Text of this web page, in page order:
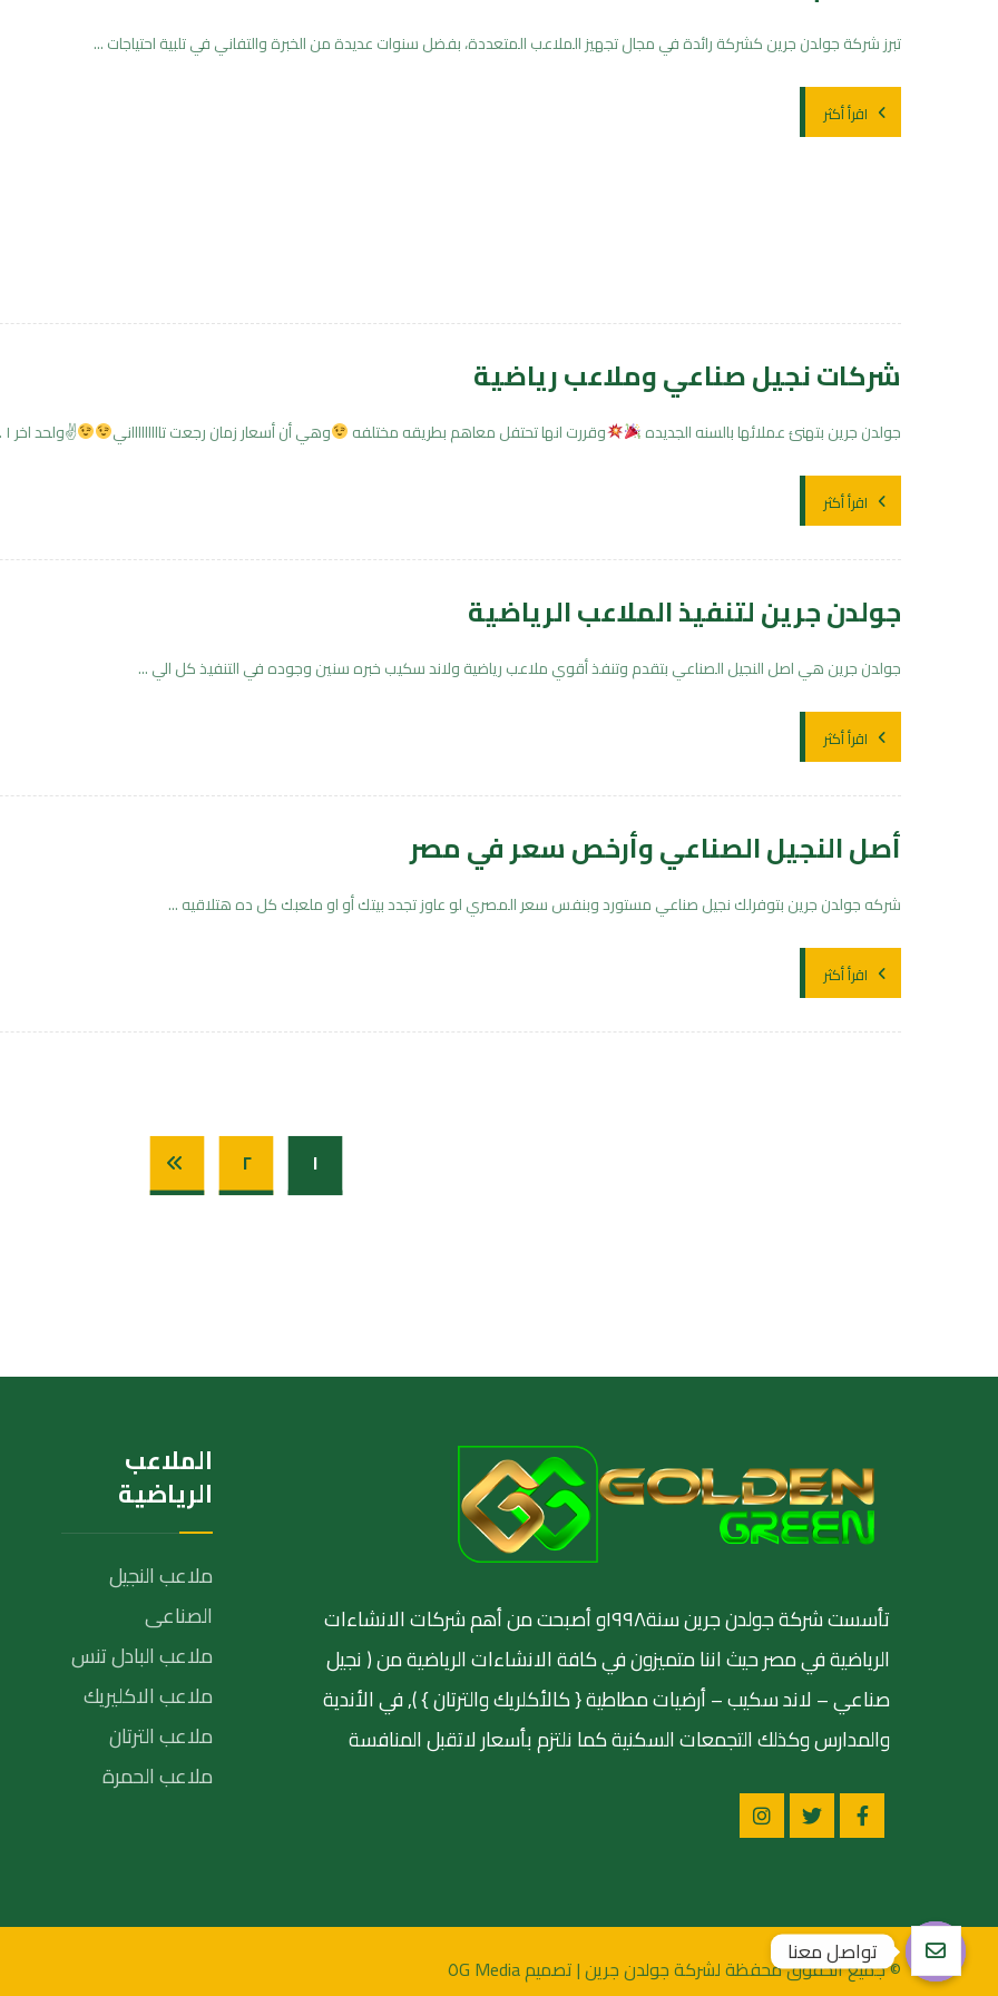
تبرز شركة جولدن جرين كشركة رائدة في مجال تجهيز الملاعب المتعددة، بفضل سنوات عديدة من الخبرة والتفاني في تلبية احتياجات ...
اقرأ أكثر
شركات نجيل صناعي وملاعب رياضية
جولدن جرين بتهنئ عملائها بالسنه الجديده وقررت انها تحتفل معاهم بطريقه مختلفه وهي أن أسعار زمان رجعت تاااااااااني ✌ولحد اخر ١ ...
اقرأ أكثر
جولدن جرين لتنفيذ الملاعب الرياضية
جولدن جرين هي اصل النجيل الصناعي بتقدم وتنفذ أقوي ملاعب رياضية ولاند سكيب خبره سنين وجوده في التنفيذ كل الي ...
اقرأ أكثر
أصل النجيل الصناعي وأرخص سعر في مصر
شركه جولدن جرين بتوفرلك نجيل صناعي مستورد وبنفس سعر المصري لو عاوز تجدد بيتك أو او ملعبك كل ده هتلاقيه ...
اقرأ أكثر
١ ٢
تأسست شركة جولدن جرين سنة١٩٩٨و أصبحت من أهم شركات الانشاءات
الرياضية في مصر حيث اننا متميزون في كافة الانشاءات الرياضية من ( نجيل
صناعي – لاند سكيب – أرضيات مطاطية { كالأكلريك والترتان } ), في الأندية
والمدارس وكذلك التجمعات السكنية كما نلتزم بأسعار لاتقبل المنافسة
الملاعب
الرياضية
ملاعب النجيل
الصناعى
ملاعب البادل تنس
ملاعب الاكليريك
ملاعب الترتان
ملاعب الحمرة
© جميع الحقوق محفظة لشركة جولدن جرين | تصميم ٥G Media
تواصل معنا
Open chaty